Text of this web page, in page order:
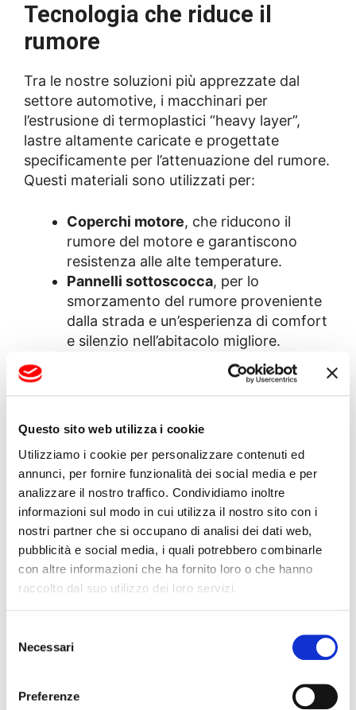
Questo sito web utilizza i cookie
Utilizziamo i cookie per personalizzare contenuti ed
annunci, per fornire funzionalità dei social media e per
analizzare il nostro traffico. Condividiamo inoltre
informazioni sul modo in cui utilizza il nostro sito con i
nostri partner che si occupano di analisi dei dati web,
pubblicità e social media, i quali potrebbero combinarle
con altre informazioni che ha fornito loro o che hanno
raccolto dal suo utilizzo dei loro servizi.
delNecessari
Preferenze
Tecnologia che riduce il
rumore
Tra le nostre soluzioni più apprezzate dal
settore automotive, i macchinari per
l’estrusione di termoplastici “heavy layer”,
lastre altamente caricate e progettate
specificamente per l’attenuazione del rumore.
Questi materiali sono utilizzati per:
Coperchi motore, che riducono il
rumore del motore e garantiscono
resistenza alle alte temperature.
Pannelli sottoscocca, per lo
smorzamento del rumore proveniente
dalla strada e un’esperienza di comfort
e silenzio nell’abitacolo migliore.
Sistemi di pavimentazione
, che
contribuiscono sia all’isolamento
acustico che a quello termico.
Produzione
automobilistica più
sostenibile con i
materiali termoplastici
Riciclaggio ed efficienza dei
viene sottolineato con l’utilizzo di materiali
riciclati nei processi di estrusione con i nostri